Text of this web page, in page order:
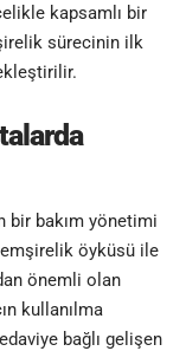
kapsamlı bir
sürecinin ilk
bakım yönetimi
öyküsü ile
önemli olan
kullanılma
bağlı gelişen